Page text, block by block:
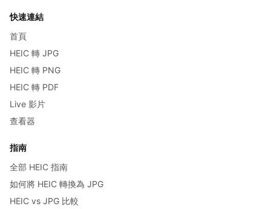
快速連結
首頁
HEIC 轉 JPG
HEIC 轉 PNG
HEIC 轉 PDF
Live 影片
查看器
指南
全部 HEIC 指南
如何將 HEIC 轉換為 JPG
HEIC vs JPG 比較